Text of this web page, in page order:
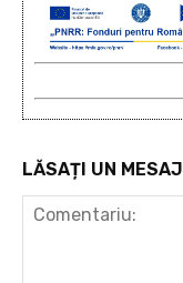
LĂSAȚI UN MESAJ